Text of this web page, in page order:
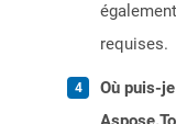
requises.
Où puis-